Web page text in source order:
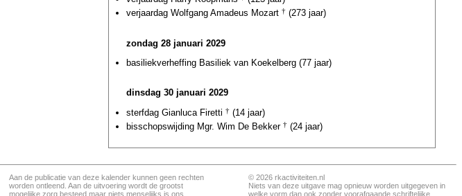
verjaardag Wolfgang Amadeus Mozart † (273 jaar)
zondag 28 januari 2029
basiliekverheffing Basiliek van Koekelberg (77 jaar)
dinsdag 30 januari 2029
sterfdag Gianluca Firetti † (14 jaar)
bisschopswijding Mgr. Wim De Bekker † (24 jaar)
Aan de publicatie van deze kalender kunnen geen rechten
worden ontleend. Aan de uitvoering wordt de grootst
mogelijke zorg besteed maar niets menselijks is ons
© 2026 rkactiviteiten.nl
Niets van deze uitgave mag opnieuw worden uitgegeven in
welke vorm dan ook zonder voorafgaande schriftelijke